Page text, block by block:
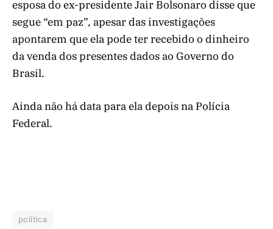
esposa do ex-presidente Jair Bolsonaro disse que
segue “em paz”, apesar das investigações
apontarem que ela pode ter recebido o dinheiro
da venda dos presentes dados ao Governo do
Brasil.
Ainda não há data para ela depois na Polícia
Federal.
política